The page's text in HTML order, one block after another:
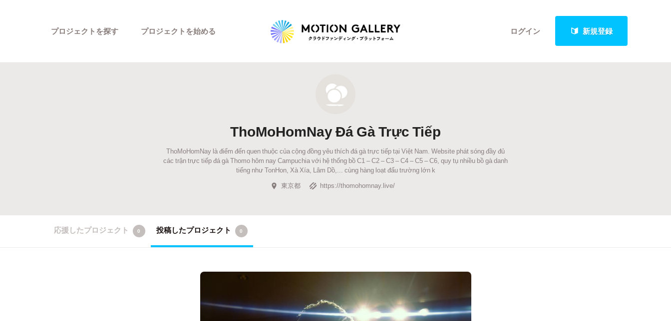
ログイン 新規登録
プロジェクトを探す
新着プロジェクト
Feature
カテゴリーから探す タグから探す キュレーターから探す 特集から探す 最新進捗報告から探す
Legendary
プロジェクトを始める
ThoMoHomNay Đá Gà Trực Tiếp
ThoMoHomNay là điểm đến quen thuộc của cộng đồng yêu thích đá gà trực tiếp tại Việt Nam. Website phát sóng đầy đủ
các trận trực tiếp đá gà Thomo hôm nay Campuchia với hệ thống bồ C1 – C2 – C3 – C4 – C5 – C6, quy tụ nhiều bồ gà danh
tiếng như TonHon, Xà Xía, Lâm Dồ,... cùng hàng loạt đấu trường lớn k
東京都
https://thomohomnay.live/
応援したプロジェクト 0 投稿したプロジェクト 0